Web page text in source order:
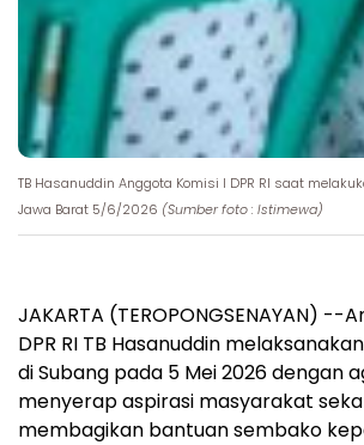
TB Hasanuddin Anggota Komisi I DPR RI saat
Jawa Barat 5/6/2026 (Sumber foto : Istimewa)
JAKARTA (TEROPONGSENAYAN) --
DPR RI TB Hasanuddin
di Subang pada 5 Mei 2026 dengan
menyerap aspirasi masyarakat
membagikan bantuan sembako